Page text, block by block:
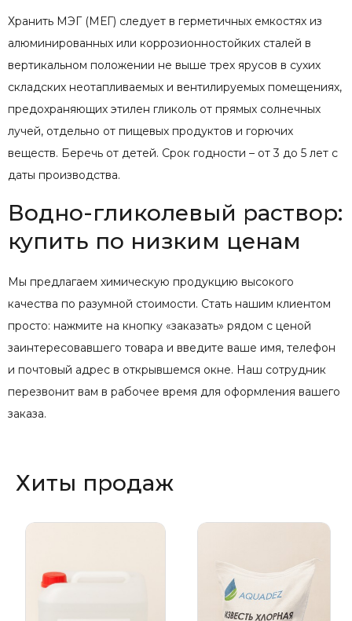
Хранить МЭГ (МЕГ) следует в герметичных емкостях из
алюминированных или коррозионностойких сталей в
вертикальном положении не выше трех ярусов в сухих
складских неотапливаемых и вентилируемых помещениях,
предохраняющих этилен гликоль от прямых солнечных
лучей, отдельно от пищевых продуктов и горючих
веществ. Беречь от детей. Срок годности – от 3 до 5 лет с
даты производства.
Водно-гликолевый раствор:
купить по низким ценам
Мы предлагаем химическую продукцию высокого
качества по разумной стоимости. Стать нашим клиентом
просто: нажмите на кнопку «заказать» рядом с ценой
заинтересовавшего товара и введите ваше имя, телефон
и почтовый адрес в открывшемся окне. Наш сотрудник
перезвонит вам в рабочее время для оформления вашего
заказа.
Хиты продаж